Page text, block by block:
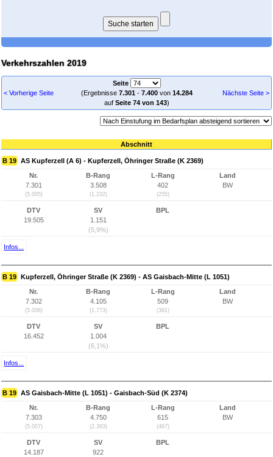
Verkehrszahlen 2019
< Vorherige Seite
Seite
(Ergebnisse 7.301- 7.400von 14.284
auf Seite 74 von 143)
Nächste Seite >
Abschnitt
B 19 AS Kupferzell (A 6) - Kupferzell, Öhringer Straße (K 2369)
Nr.
7.301
(5.005)
B-Rang
3.508
(1.232)
L-Rang
402
(255)
Land
BW
DTV
19.505
SV
1.151
(5,9%)
BPL
Infos...
B 19 Kupferzell, Öhringer Straße (K 2369) - AS Gaisbach-Mitte (L 1051)
Nr.
7.302
(5.006)
B-Rang
4.105
(1.773)
L-Rang
509
(361)
Land
BW
DTV
16.452
SV
1.004
(6,1%)
BPL
Infos...
B 19 AS Gaisbach-Mitte (L 1051) - Gaisbach-Süd (K 2374)
Nr.
7.303
(5.007)
B-Rang
4.750
(2.393)
L-Rang
615
(467)
Land
BW
DTV
14.187
SV
922
BPL